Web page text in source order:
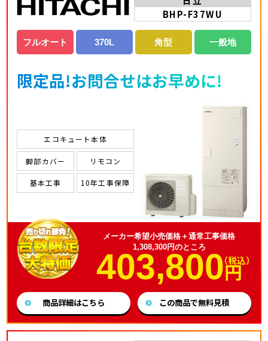
BHP-F37WU
フルオート 370L 角型 一般地
限定品!お問合せはお早めに!
エコキュート本体
脚部カバー リモコン
基本工事 10年工事保障
メーカー希望小売価格＋通常工事価格
1,308,300円のところ
403,800円
（税込）
商品詳細はこちら この商品で無料見積